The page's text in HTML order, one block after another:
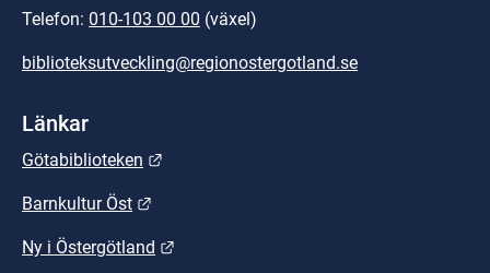
Telefon: 010-103 00 00 (växel)
biblioteksutveckling@regionostergotland.se
Länkar
Götabiblioteken
Barnkultur Öst
Ny i Östergötland